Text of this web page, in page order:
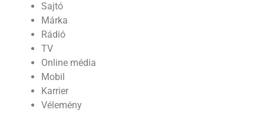
Sajtó
Márka
Rádió
TV
Online média
Mobil
Karrier
Vélemény